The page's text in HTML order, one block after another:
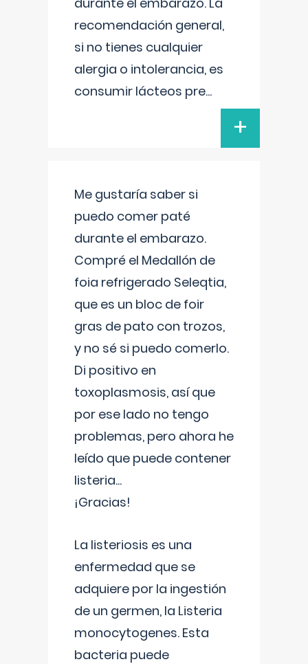
recomendación general,
si no tienes cualquier
alergia o intolerancia, es
consumir lácteos pre...
+
Me gustaría saber si
puedo comer paté
durante el embarazo.
Compré el Medallón de
foia refrigerado Seleqtia,
que es un bloc de foir
gras de pato con trozos,
y no sé si puedo comerlo.
Di positivo en
toxoplasmosis, así que
por ese lado no tengo
problemas, pero ahora he
leído que puede contener
listeria...
¡Gracias!
La listeriosis es una
enfermedad que se
adquiere por la ingestión
de un germen, la Listeria
monocytogenes. Esta
bacteria puede